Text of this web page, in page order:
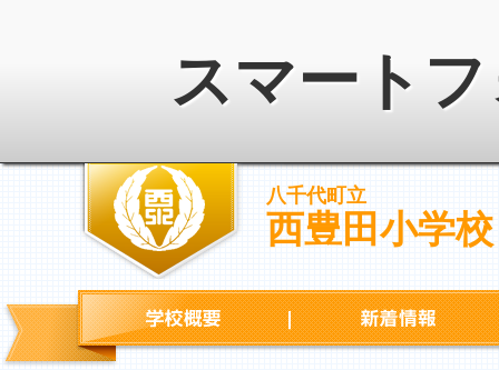
スマート
八千代町立
西豊田小学校
学校概要